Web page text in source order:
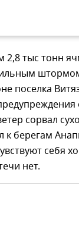
2,8 тыс тонн
поселка
сорвал
к берегам
себя
нет.